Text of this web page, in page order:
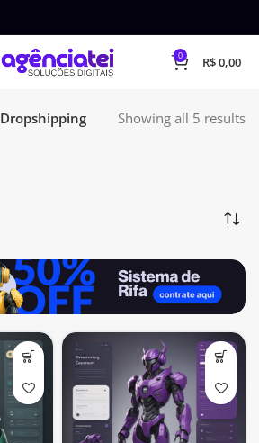
0 R$0,00
Dropshipping Showing all 5 results